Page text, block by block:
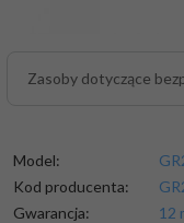
Zasoby dotyczące
Model:
Kod producenta:
Gwarancja:
12